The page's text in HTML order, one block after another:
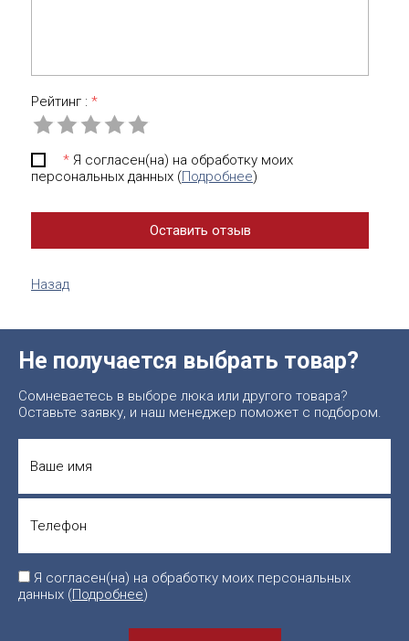
Рейтинг : *
* Я согласен(на) на обработку моих
персональных данных (Подробнее)
Назад
Не получается выбрать товар?
Сомневаетесь в выборе люка или другого товара?
Оставьте заявку, и наш менеджер поможет с подбором.
Я согласен(на) на обработку моих персональных
данных (Подробнее)